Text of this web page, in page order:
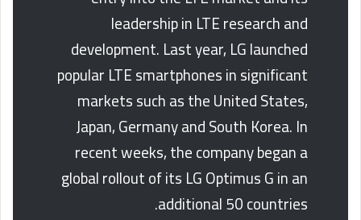
leadership in LTE research and
development. Last year, LG launched
popular LTE smartphones in significant
markets such as the United States,
Japan, Germany and South Korea. In
recent weeks, the company began a
global rollout of its LG Optimus G in an
additional 50 countries.